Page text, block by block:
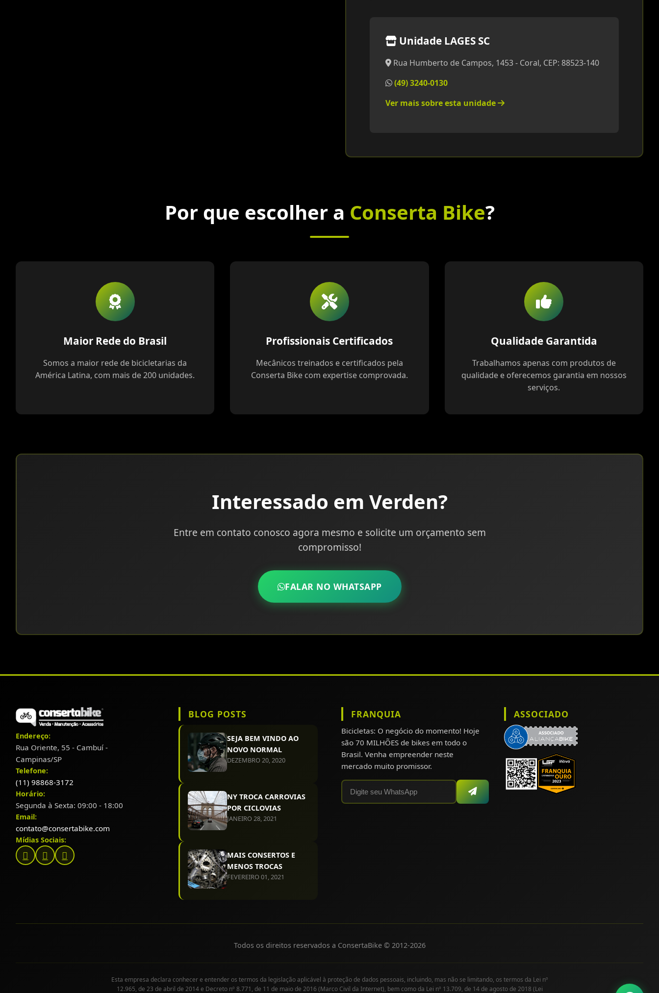
Unidade LAGES SC
Rua Humberto de Campos, 1453 - Coral, CEP: 88523-140
(49) 3240-0130
Ver mais sobre esta unidade
Por que escolher a Conserta Bike?
Maior Rede do Brasil
Somos a maior rede de bicicletarias da
América Latina, com mais de 200 unidades.
Profissionais Certificados
Mecânicos treinados e certificados pela
Conserta Bike com expertise comprovada.
Qualidade Garantida
Trabalhamos apenas com produtos de
qualidade e oferecemos garantia em nossos
serviços.
Interessado em Verden?
Entre em contato conosco agora mesmo e solicite um orçamento sem
compromisso!
FALAR NO WHATSAPP
Endereço:
Rua Oriente, 55 - Cambuí -
Campinas/SP
Telefone:
(11) 98868-3172
Horário:
Segunda à Sexta: 09:00 - 18:00
Email:
contato@consertabike.com
Mídias Sociais:
BLOG POSTS
SEJA BEM VINDO AO
NOVO NORMAL
DEZEMBRO 20, 2020
NY TROCA CARROVIAS
POR CICLOVIAS
JANEIRO 28, 2021
MAIS CONSERTOS E
MENOS TROCAS
FEVEREIRO 01, 2021
FRANQUIA
Bicicletas: O negócio do momento! Hoje
são 70 MILHÕES de bikes em todo o
Brasil. Venha empreender neste
mercado muito promissor.
ASSOCIADO
Todos os direitos reservados a ConsertaBike © 2012-2026
Esta empresa declara conhecer e entender os termos da legislação aplicável à proteção de dados pessoais, incluindo, mas não se limitando, os termos da Lei nº
12.965, de 23 de abril de 2014 e Decreto nº 8.771, de 11 de maio de 2016 (Marco Civil da Internet), bem como da Lei nº 13.709, de 14 de agosto de 2018 (Lei